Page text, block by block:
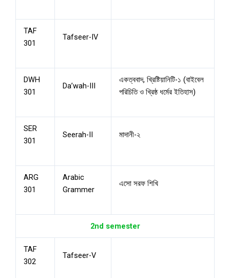
TAF
301
Tafseer-IV
DWH
301
Da’wah-III
একত্ববাদ, খ্রিষ্টিয়ানিটি-১ (বাইবেল
পরিচিতি ও খ্রিষ্ঠ ধর্মের ইতিহাস)
SER
301
Seerah-II মাদানী-২
ARG
301
Arabic
Grammer
এসো সরফ শিখি
2nd semester
TAF
302
Tafseer-V